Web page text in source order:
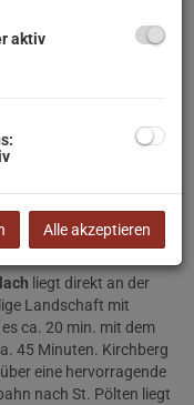
liegt direkt an der
Landschaft mit
ca. 20 min. mit dem
45 Minuten. Kirchberg
eine hervorragende
nach St. Pölten liegt
aktiv
Alle akzeptieren